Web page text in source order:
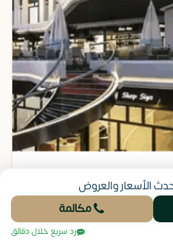
الأسعار والعروض
مكالمة
رد سريع خلال دقائق